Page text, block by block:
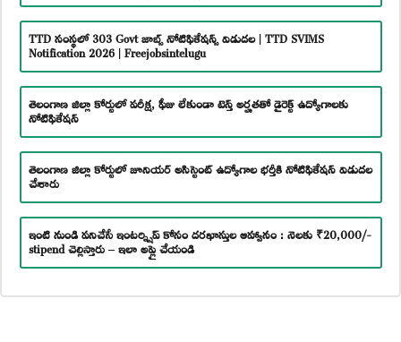
TTD సంస్థలో 303 Govt జాబ్స్ నోటిఫికేషన్స్ విడుదల | TTD SVIMS
Notification 2026 | Freejobsintelugu
తెలంగాణ జిల్లా కోర్టులో పరీక్ష, ఫీజు లేకుండా టెన్త్ అర్హతతో డైరెక్ట్ ఉద్యోగాలకు
నోటిఫికేషన్
తెలంగాణ జిల్లా కోర్టులో జూనియర్ అసిస్టెంట్ ఉద్యోగాల భర్తీకి నోటిఫికేషన్ విడుదల
చేశారు
ఇంటి నుండి పనిచేసే ఇంటర్న్షిప్ కోసం దరఖాస్తుల ఆహ్వానం : నెలకు ₹20,000/-
stipend చెల్లిస్తారు – ఇలా అప్లై చేయండి